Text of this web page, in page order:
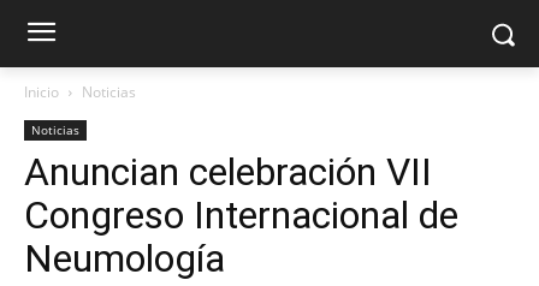
Inicio Noticias
Noticias
Anuncian celebración VII
Congreso Internacional de
Neumología